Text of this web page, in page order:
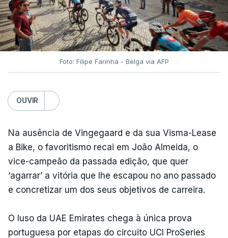
Foto: Filipe Farinha - Belga via AFP
OUVIR
Na ausência de Vingegaard e da sua Visma-Lease
a Bike, o favoritismo recai em João Almeida, o
vice-campeão da passada edição, que quer
‘agarrar’ a vitória que lhe escapou no ano passado
e concretizar um dos seus objetivos de carreira.
O luso da UAE Emirates chega à única prova
portuguesa por etapas do circuito UCI ProSeries